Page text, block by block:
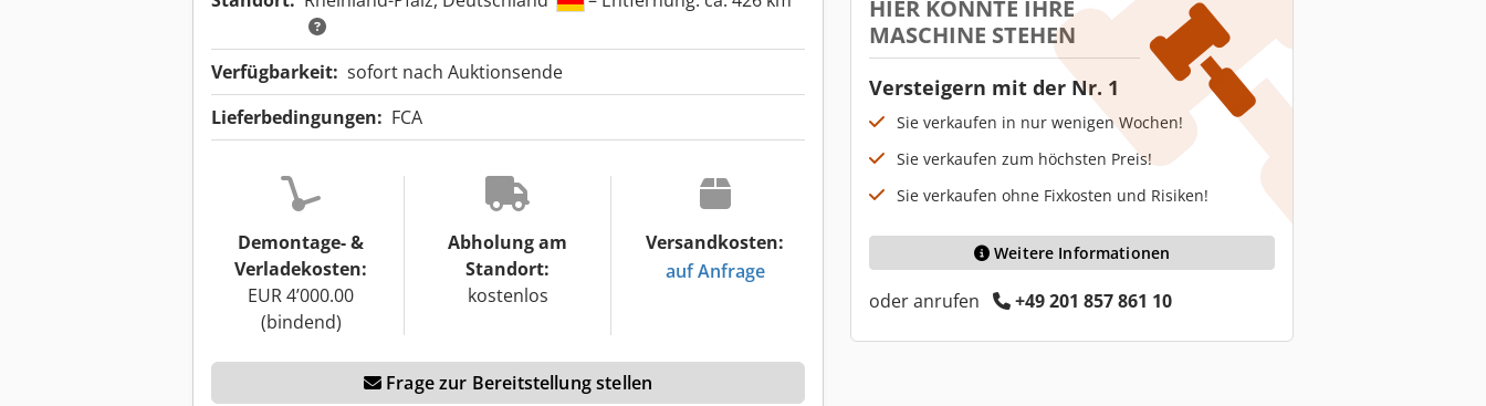
Verfügbarkeit: sofort nach Auktionsende
Lieferbedingungen: FCA
Demontage- &
Verladekosten:
EUR 4’000.00
(bindend)
Abholung am
Standort:
kostenlos
Versandkosten:
auf Anfrage
Frage zur Bereitstellung stellen
HIER KÖNNTE IHRE
MASCHINE STEHEN
Versteigern mit der Nr. 1
Sie verkaufen in nur wenigen Wochen!
Sie verkaufen zum höchsten Preis!
Sie verkaufen ohne Fixkosten und Risiken!
Weitere Informationen
oder anrufen +49 201 857 861 10